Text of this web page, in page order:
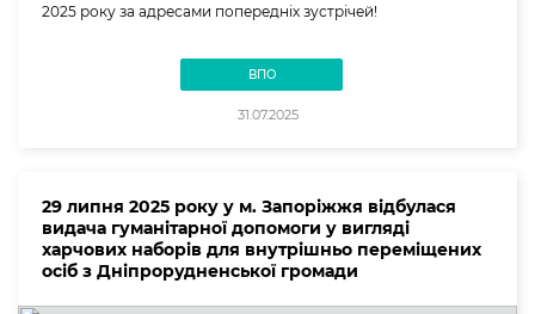
2025 року за адресами попередніх зустрічей!
ВПО
31.07.2025
29 липня 2025 року у м. Запоріжжя відбулася
видача гуманітарної допомоги у вигляді
харчових наборів для внутрішньо переміщених
осіб з Дніпрорудненської громади